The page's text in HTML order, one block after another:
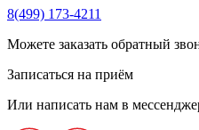
8(499) 173-4211
Можете заказать обратный
Записаться на приём
Или написать нам в